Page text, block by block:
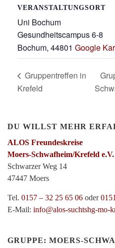
VERANSTALTUNGSORT
Uni Bochum
Gesundheitscampus 6-8
Bochum, 44801 Google
Gruppentreffen in
Krefeld
DU WILLST MEHR
ALOS Freundeskreise
Moers-Schwafheim/Krefeld e.V.
Schwarzer Weg 14
47447 Moers
Tel. 0157 – 32 25 65 06 oder
E-Mail: info@alos-suchtshg-mo-
GRUPPE: MOERS-